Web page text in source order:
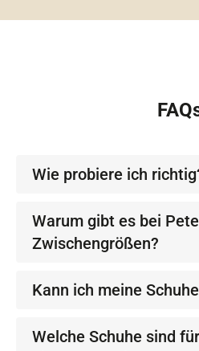
Wie probiere ich
Warum gibt es bei
Zwischengrößen?
Kann ich meine
Welche Schuhe sind